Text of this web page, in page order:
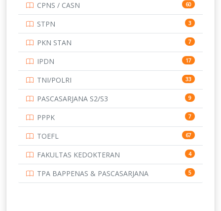
16
15
15
14
14
UNIVERSITAS CENDRAWASIH 14
15
219
11
159
CPNS / CASN 60
STPN 3
PKN STAN 7
IPDN 17
TNI/POLRI 33
PASCASARJANA S2/S3 9
PPPK 7
TOEFL 67
FAKULTAS KEDOKTERAN 4
TPA BAPPENAS & PASCASARJANA 5